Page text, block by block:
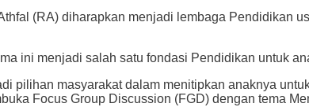
(RA) diharapkan menjadi lembaga Pendidikan
ini menjadi salah satu fondasi Pendidikan untuk
pilihan masyarakat dalam menitipkan anaknya
Focus Group Discussion (FGD) dengan tema